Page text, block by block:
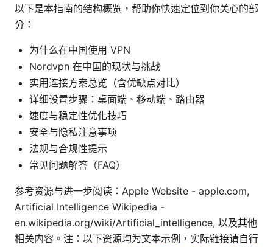
以下是本指南的结构概览，帮助你快速定位到你关心的部
分：
为什么在中国使用 VPN
Nordvpn 在中国的现状与挑战
实用连接方案总览（含优缺点对比）
详细设置步骤：桌面端、移动端、路由器
速度与稳定性优化技巧
安全与隐私注意事项
法规与合规性提示
常见问题解答（FAQ）
参考资源与进一步阅读：Apple Website - apple.com,
Artificial Intelligence Wikipedia -
en.wikipedia.org/wiki/Artificial_intelligence, 以及其他
相关内容。注：以下资源均为文本示例，实际链接请自行